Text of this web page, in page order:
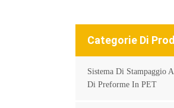
Categorie Di
Sistema Di Stampaggio
Di Preforme In PET